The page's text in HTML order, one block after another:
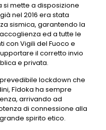
si mette a disposizione
nel 2016 era stata
sismica, garantendo la
ed a tutte le
con Vigili del Fuoco e
il corretto invio
e privata.
lockdown che
Fìdoka ha sempre
arrivando ad
di connessione alla
spirito etico.